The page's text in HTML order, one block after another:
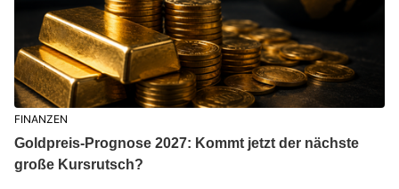
FINANZEN
Goldpreis-Prognose 2027: Kommt jetzt der nächste
große Kursrutsch?